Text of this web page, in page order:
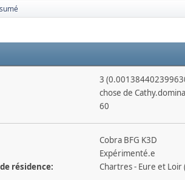
3
chose de
60
Cobra BFG K3D
Expérimenté.e
résidence:
Chartres - Eure et Loir